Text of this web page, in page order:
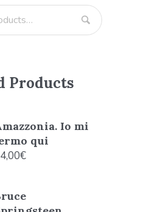
Products
Io mi
qui
€